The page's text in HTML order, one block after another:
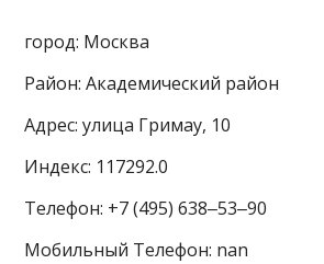
город: Москва
Район: Академический район
Адрес: улица Гримау, 10
Индекс: 117292.0
Телефон: +7 (495) 638‒53‒90
Мобильный Телефон: nan